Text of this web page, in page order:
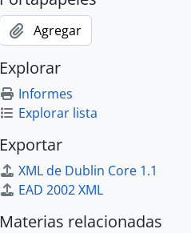
Agregar
Explorar
Informes
Explorar lista
Exportar
XML de Dublin Core 1.1
EAD 2002 XML
Materias relacionadas